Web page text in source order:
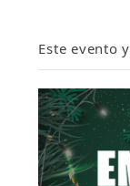
Este evento